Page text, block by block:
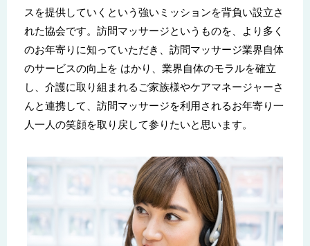
スを提供していくという強いミッションを背負い設立さ
れた協会です。訪問マッサージというものを、より多く
のお年寄りに知っていただき、訪問マッサージ業界自体
のサービスの向上を はかり、業界自体のモラルを確立
し、介護に取り組まれるご家族様やケアマネージャーさ
んと連携して、訪問マッサージを利用されるお年寄り一
人一人の笑顔を取り戻して参りたいと思います。